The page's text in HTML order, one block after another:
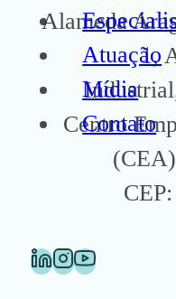
Atuação
Mídia
Contato
Alameda
1,
Centro